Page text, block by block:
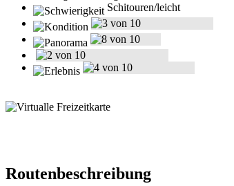
Schitouren/leicht
Routenbeschreibung